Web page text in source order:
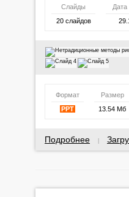
Слайды
Дата
20 слайдов
Формат
Размер
PPT
13.54 Мб
Подробнее